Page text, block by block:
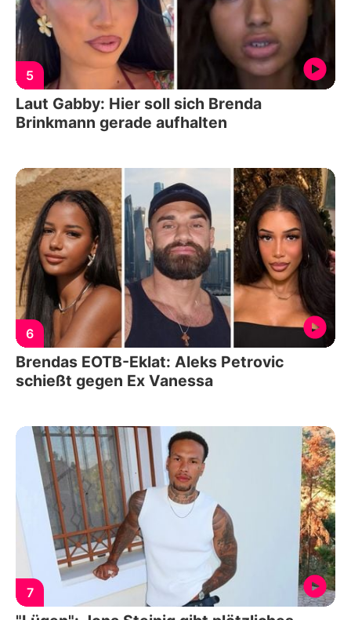
5
Laut Gabby: Hier soll sich Brenda
Brinkmann gerade aufhalten
6
Brendas EOTB-Eklat: Aleks Petrovic
schießt gegen Ex Vanessa
7